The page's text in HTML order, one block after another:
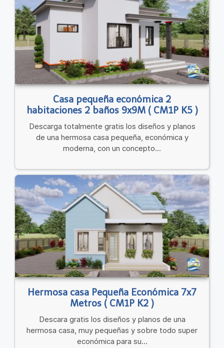
Casa pequeña económica 2
habitaciones 2 baños 9x9M ( CM1P K5 )
Descarga totalmente gratis los diseños y planos
de una hermosa casa pequeña, económica y
moderna, con un concepto...
Hermosa casa Pequeña Económica 7x7
Metros ( CM1P K2 )
Descara gratis los diseños y planos de una
hermosa casa, muy pequeñas y sobre todo super
económica para su...